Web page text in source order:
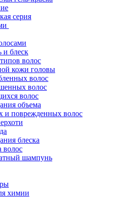
серия
и блеск
волос
кожи головы
волос
волос
волос
объема
и поврежденных волос
блеска
волос
шампунь
химии